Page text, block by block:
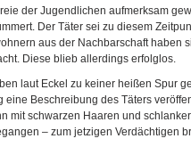
der Jugendlichen aufmerksam
Der Täter sei zu diesem
aus der Nachbarschaft haben
Diese blieb allerdings erfolglos.
laut Eckel zu keiner heißen Spur
Beschreibung des Täters
mit schwarzen Haaren und
– zum jetzigen Verdächtigen